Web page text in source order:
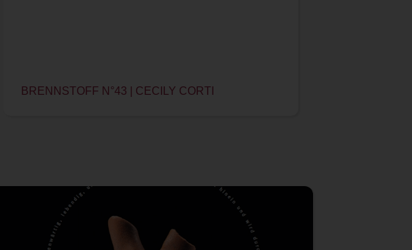
BRENNSTOFF N°43 | CECILY CORTI